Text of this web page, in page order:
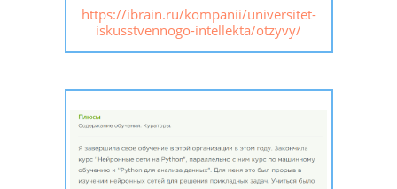
https://ibrain.ru/kompanii/universitet-
iskusstvennogo-intellekta/otzyvy/